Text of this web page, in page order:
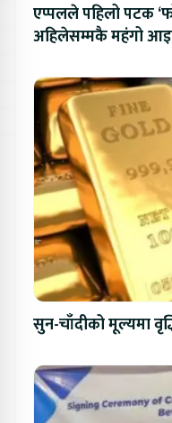
एप्पलले पहिलो पटक
अहिलेसम्मकै महंगो
सुन-चाँदीको मूल्यमा